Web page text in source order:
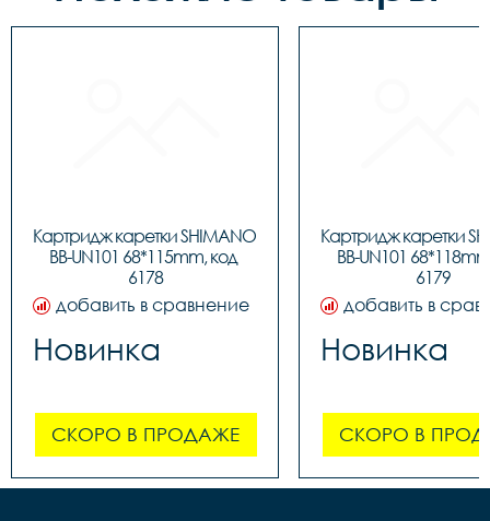
Картридж каретки SHIMANO
BB-UN101 68*115mm, код
6178
добавить в сравнение
Новинка
СКОРО В ПРОДАЖЕ
Картридж каретки
BB-UN101
6179
добавить в
Новинка
СКОРО В